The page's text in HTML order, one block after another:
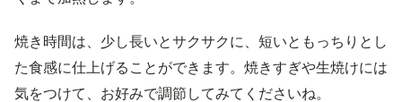
焼き時間は、少し長いとサクサクに、短いともっちりとし
た食感に仕上げることができます。焼きすぎや生焼けには
気をつけて、お好みで調節してみてくださいね。